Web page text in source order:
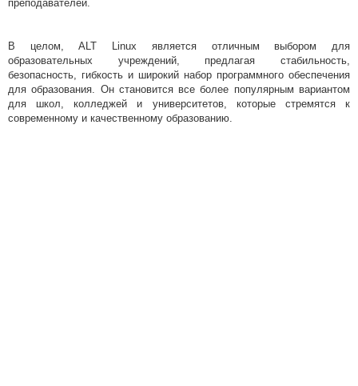
преподавателей.
В целом, ALT Linux является отличным выбором для
образовательных учреждений, предлагая стабильность,
безопасность, гибкость и широкий набор программного обеспечения
для образования. Он становится все более популярным вариантом
для школ, колледжей и университетов, которые стремятся к
современному и качественному образованию.